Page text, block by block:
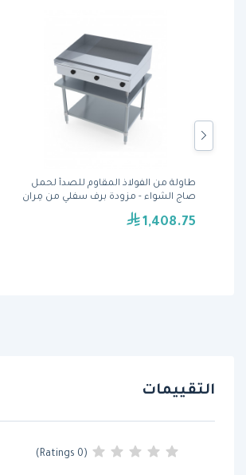
طاولة من الفولاذ المقاوم للصدأ لحمل
صاج الشواء - مزودة برف سفلي من مِران
1,408.75
التقييمات
(0 Ratings)